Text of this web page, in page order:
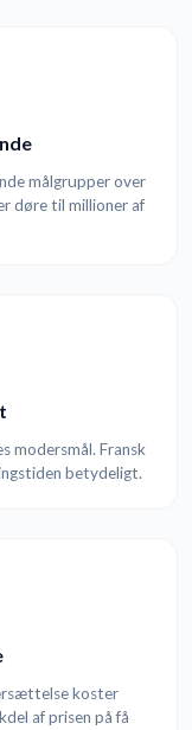
målgrupper over
døre til millioner af
modersmål. Fransk
betydeligt.
koster
af prisen på få